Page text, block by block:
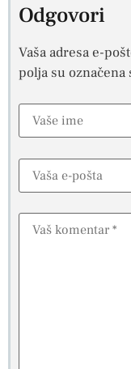
Odgovori
Vaša adresa e-
polja su označena